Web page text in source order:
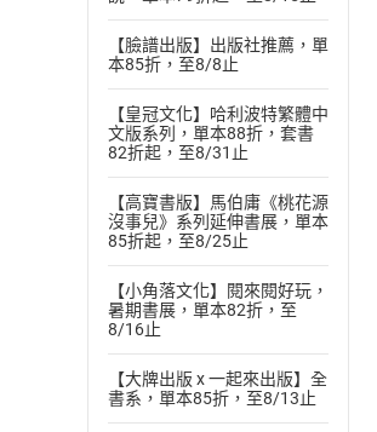
【臉譜出版】出版社推薦，單
本85折，至8/8止
【皇冠文化】哈利波特繁體中
文版系列，單本88折，套書
82折起，至8/31止
【高寶書版】馬伯庸《桃花源
沒事兒》系列延伸書展，單本
85折起，至8/25止
【小角落文化】閱來閱好玩，
暑期書展，單本82折，至
8/16止
【大牌出版 x 一起來出版】全
書系，單本85折，至8/13止